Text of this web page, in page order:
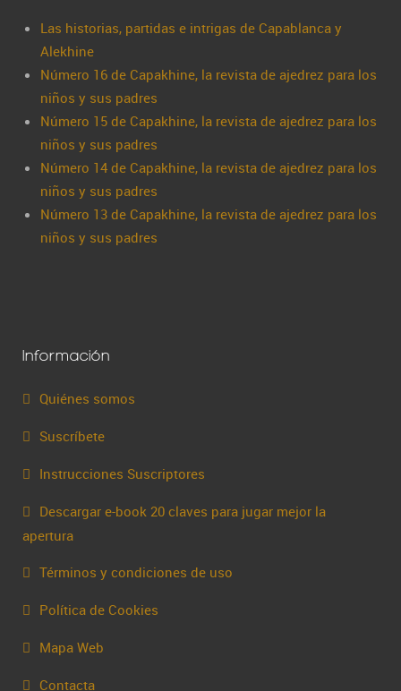
Las historias, partidas e intrigas de Capablanca y
Alekhine
Número 16 de Capakhine, la revista de ajedrez para los
niños y sus padres
Número 15 de Capakhine, la revista de ajedrez para los
niños y sus padres
Número 14 de Capakhine, la revista de ajedrez para los
niños y sus padres
Número 13 de Capakhine, la revista de ajedrez para los
niños y sus padres
Información
Quiénes somos
Suscríbete
Instrucciones Suscriptores
Descargar e-book 20 claves para jugar mejor la
apertura
Términos y condiciones de uso
Política de Cookies
Mapa Web
Contacta